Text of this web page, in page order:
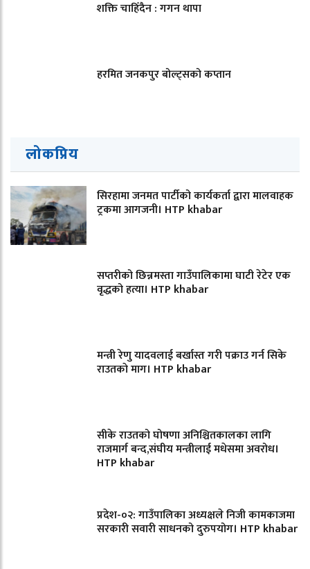
शक्ति चाहिँदैन : गगन थापा
हरमित जनकपुर बोल्ट्सको कप्तान
लोकप्रिय
सिरहामा जनमत पार्टीको कार्यकर्ता द्वारा मालवाहक
ट्रकमा आगजनी। HTP khabar
सप्तरीको छिन्नमस्ता गाउँपालिकामा घाटी रेटेर एक
वृद्धको हत्या। HTP khabar
मन्त्री रेणु यादवलाई बर्खास्त गरी पक्राउ गर्न सिके
राउतकाे माग। HTP khabar
सीके राउतको घोषणा अनिश्चितकालका लागि
राजमार्ग बन्द,संघीय मन्त्रीलाई मधेसमा अवरोध।
HTP khabar
प्रदेश-०२: गाउँपालिका अध्यक्षले निजी कामकाजमा
सरकारी सवारी साधनको दुरुपयोग। HTP khabar